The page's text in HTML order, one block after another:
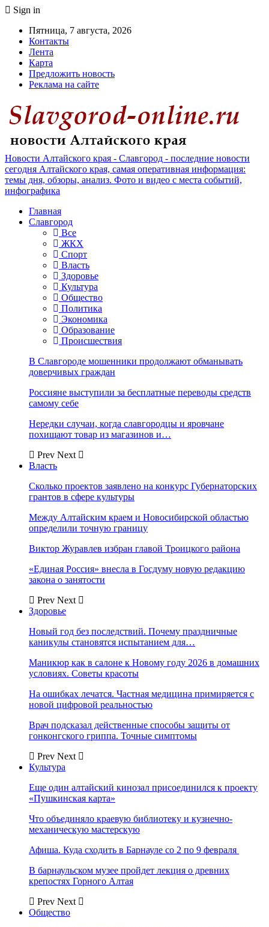
Sign in
Пятница, 7 августа, 2026
Контакты
Лента
Карта
Предложить новость
Реклама на сайте
Новости Алтайского края - Славгород - последние новости
сегодня Алтайского края, самая оперативная информация:
темы дня, обзоры, анализ. Фото и видео с места событий,
инфографика
Главная
Славгород
Все
ЖКХ
Спорт
Власть
Здоровье
Культура
Общество
Политика
Экономика
Образование
Происшествия
В Славгороде мошенники продолжают обманывать
доверчивых граждан
Россияне выступили за бесплатные переводы средств
самому себе
Нередки случаи, когда славгородцы и яровчане
похищают товар из магазинов и…
Prev Next
Власть
Сколько проектов заявлено на конкурс Губернаторских
грантов в сфере культуры
Между Алтайским краем и Новосибирской областью
определили точную границу
Виктор Журавлев избран главой Троицкого района
«Единая Россия» внесла в Госдуму новую редакцию
закона о занятости
Prev Next
Здоровье
Новый год без последствий. Почему праздничные
каникулы становятся испытанием для…
Маникюр как в салоне к Новому году 2026 в домашних
условиях. Советы красоты
На ошибках лечатся. Частная медицина примиряется с
новой цифровой реальностью
Врач подсказал действенные способы защиты от
гонконгского гриппа. Точные симптомы
Prev Next
Культура
Еще один алтайский кинозал присоединился к проекту
«Пушкинская карта»
Что объединяло краевую библиотеку и кузнечно-
механическую мастерскую
Афиша. Куда сходить в Барнауле со 2 по 9 февраля
В барнаульском музее пройдет лекция о древних
крепостях Горного Алтая
Prev Next
Общество